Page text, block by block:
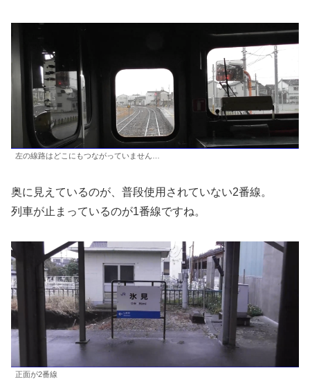
左の線路はどこにもつながっていません…
奥に見えているのが、普段使用されていない2番線。
列車が止まっているのが1番線ですね。
正面が2番線